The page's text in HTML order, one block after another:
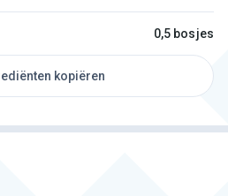
0,5 bosjes
kopiëren